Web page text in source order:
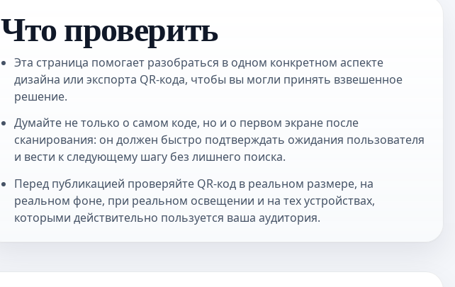
Что проверить
Эта страница помогает разобраться в одном конкретном аспекте
дизайна или экспорта QR-кода, чтобы вы могли принять взвешенное
решение.
Думайте не только о самом коде, но и о первом экране после
сканирования: он должен быстро подтверждать ожидания пользователя
и вести к следующему шагу без лишнего поиска.
Перед публикацией проверяйте QR-код в реальном размере, на
реальном фоне, при реальном освещении и на тех устройствах,
которыми действительно пользуется ваша аудитория.